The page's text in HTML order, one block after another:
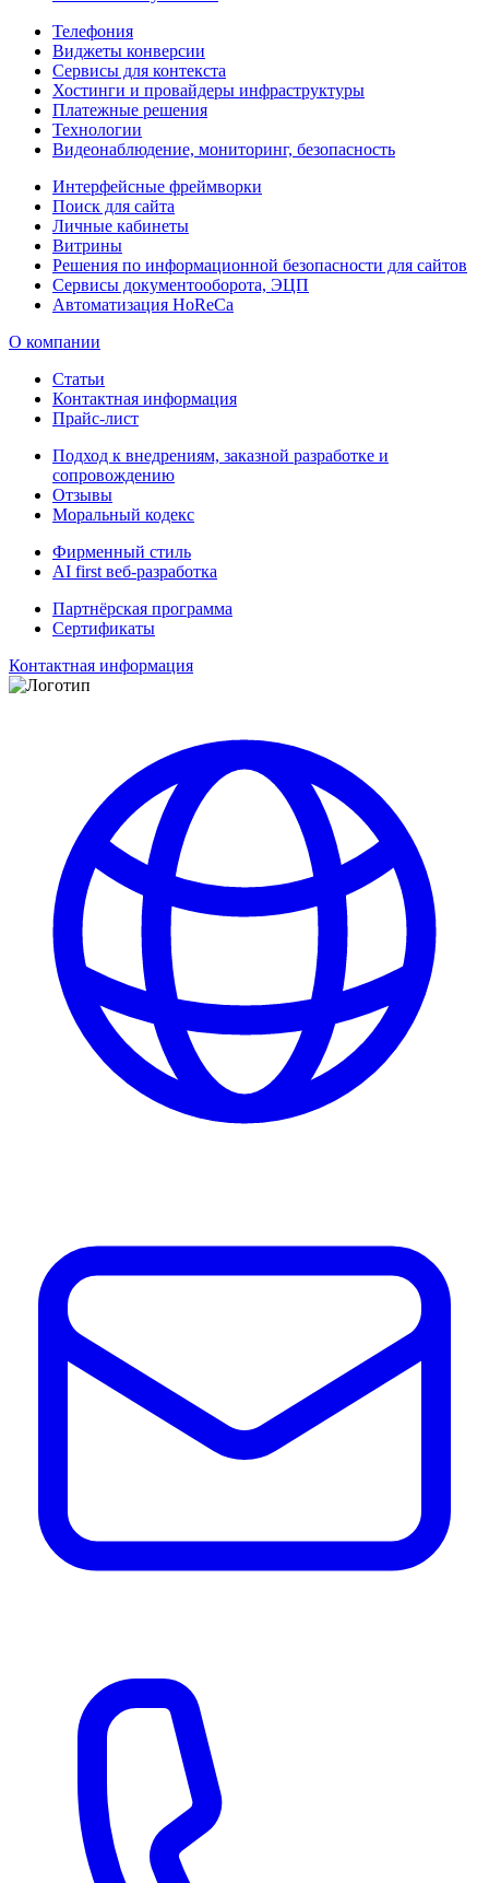
Телефония
Виджеты конверсии
Сервисы для контекста
Хостинги и провайдеры инфраструктуры
Платежные решения
Технологии
Видеонаблюдение, мониторинг, безопасность
Интерфейсные фреймворки
Поиск для сайта
Личные кабинеты
Витрины
Решения по информационной безопасности для сайтов
Сервисы документооборота, ЭЦП
Автоматизация HoReCa
О компании
Статьи
Контактная информация
Прайс-лист
Подход к внедрениям, заказной разработке и
сопровождению
Отзывы
Моральный кодекс
Фирменный стиль
AI first веб-разработка
Партнёрская программа
Сертификаты
Контактная информация